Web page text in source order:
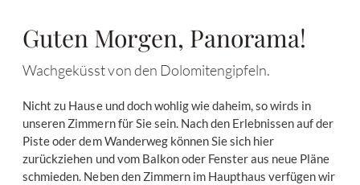
Guten Morgen, Panorama!
Wachgeküsst von den Dolomitengipfeln.
Nicht zu Hause und doch wohlig wie daheim, so wirds in
unseren Zimmern für Sie sein. Nach den Erlebnissen auf der
Piste oder dem Wanderweg können Sie sich hier
zurückziehen und vom Balkon oder Fenster aus neue Pläne
schmieden. Neben den Zimmern im Haupthaus verfügen wir